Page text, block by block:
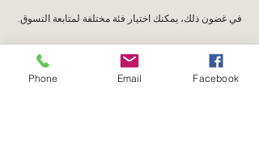
في غضون ذلك، يمكنك اختيار فئة مختلفة لمتابعة التسوق.
Phone Email Facebook